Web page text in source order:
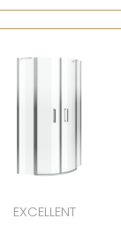
EXCELLENT